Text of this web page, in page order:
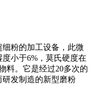
粉的加工设备，此微
小于6%，莫氏硬度在
料。它是经过20多次的
发制造的新型磨粉